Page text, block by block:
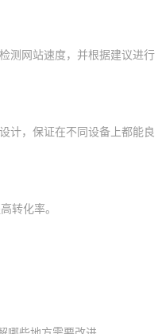
测网站速度，并根据建议进行
计，保证在不同设备上都能良
转化率。